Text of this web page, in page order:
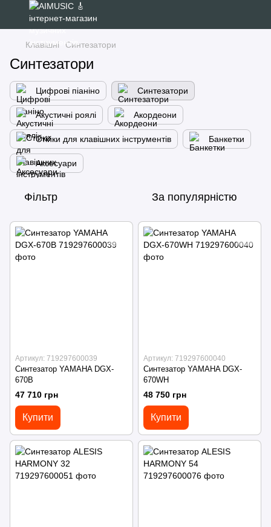
Клавішні Синтезатори
Синтезатори
Цифрові піаніно Синтезатори
Акустичні роялі Акордеони
Стійки для клавішних інструментів Банкетки
Аксесуари
Фільтр За популярністю
Артикул: 719297600039
Синтезатор YAMAHA DGX-
670B
47 710 грн
Купити
Артикул: 719297600040
Синтезатор YAMAHA DGX-
670WH
48 750 грн
Купити